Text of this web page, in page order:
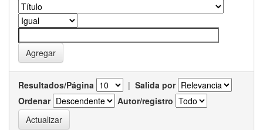
Resultados/Página | Salida por
Ordenar
Autor/registro